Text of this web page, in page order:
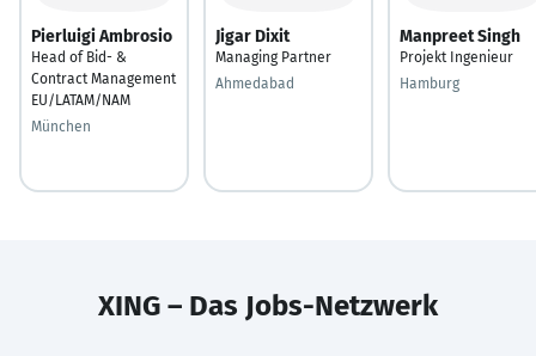
Pierluigi Ambrosio
Head of Bid- &
Contract Management
EU/LATAM/NAM
München
Jigar Dixit
Managing Partner
Ahmedabad
Manpreet Singh
Projekt Ingenieur
Hamburg
XING – Das Jobs-Netzwerk